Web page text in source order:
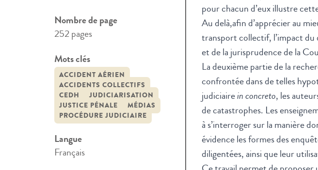
pour chacun d’eux illustre
Au delà,afin d’apprécier au
transport collectif, l’impact du
et de la jurisprudence de la
La deuxième partie de la
confrontée dans de telles
judiciairein concreto, les
de catastrophes. Les
à s’interroger sur la manière
évidence les formes des
diligentées, ainsi que leur
Nombre de page
252 pages
Mots clés
ACCIDENT AÉRIEN
ACCIDENTS COLLECTIFS
CEDH
JUDICIARISATION
JUSTICE PÉNALE
MÉDIAS
PROCÉDURE JUDICIAIRE
Langue
Français